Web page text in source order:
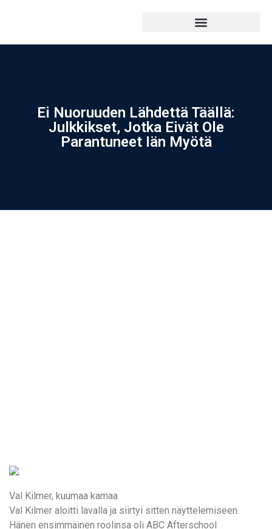
Ei Nuoruuden Lähdettä Täällä:
Julkkikset, Jotka Eivät Ole
Parantuneet Iän Myötä
Val Kilmer, kuumaa kamaa
Val Kilmer aloitti lavalla ja siirtyi sitten näyttelemiseen.
Hänen ensimmäinen roolinsa oli ABC Afterschool